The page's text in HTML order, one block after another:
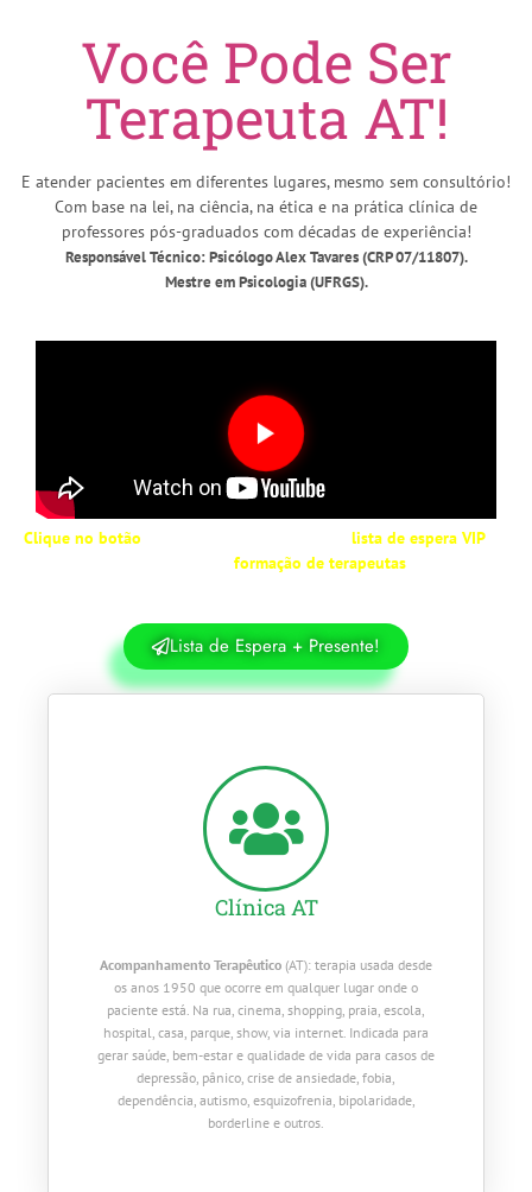
Você Pode Ser
Terapeuta AT!
E atender pacientes em diferentes lugares, mesmo sem consultório!
Com base na lei, na ciência, na ética e na prática clínica de
professores pós-graduados com décadas de experiência!
Responsável Técnico: Psicólogo Alex Tavares (CRP 07/11807).
Mestre em Psicologia (UFRGS).
Clique no botão lista de espera VIP
formação de terapeutas.
Lista de Espera + Presente!
Clínica AT
Acompanhamento Terapêutico (AT): terapia usada desde
os anos 1950 que ocorre em qualquer lugar onde o
paciente está. Na rua, cinema, shopping, praia, escola,
hospital, casa, parque, show, via internet. Indicada para
gerar saúde, bem-estar e qualidade de vida para casos de
depressão, pânico, crise de ansiedade, fobia,
dependência, autismo, esquizofrenia, bipolaridade,
borderline e outros.